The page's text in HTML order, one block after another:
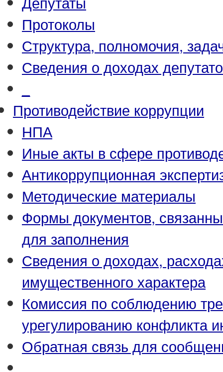
Протоколы
Структура, полномочия,
Сведения о доходах
Противодействие коррупции
НПА
Иные акты в сфере
Антикоррупционная
Методические материалы
Формы документов,
для заполнения
Сведения о доходах,
имущественного характера
Комиссия по соблюдению
урегулированию конфликта
Обратная связь для